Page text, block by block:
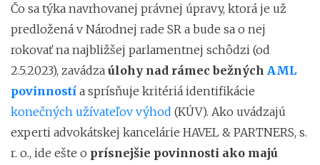
Čo sa týka navrhovanej právnej úpravy, ktorá je už
predložená v Národnej rade SR a bude sa o nej
rokovať na najbližšej parlamentnej schôdzi (od
2.5.2023), zavádza úlohy nad rámec bežných AML
povinností a sprísňuje kritériá identifikácie
konečných užívateľov výhod (KÚV). Ako uvádzajú
experti advokátskej kancelárie HAVEL & PARTNERS, s.
r. o., ide ešte o prísnejšie povinnosti ako majú